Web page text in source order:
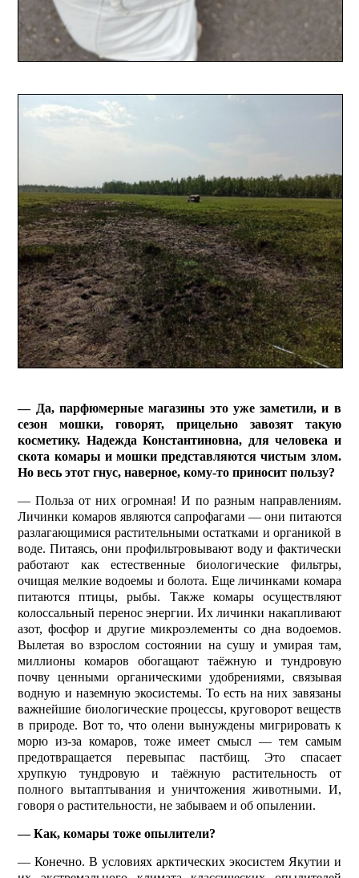
— Да, парфюмерные магазины это уже заметили, и в
сезон мошки, говорят, прицельно завозят такую
косметику. Надежда Константиновна, для человека и
скота комары и мошки представляются чистым злом.
Но весь этот гнус, наверное, кому-то приносит пользу?
— Польза от них огромная! И по разным направлениям.
Личинки комаров являются сапрофагами — они питаются
разлагающимися растительными остатками и органикой в
воде. Питаясь, они профильтровывают воду и фактически
работают как естественные биологические фильтры,
очищая мелкие водоемы и болота. Еще личинками комара
питаются птицы, рыбы. Также комары осуществляют
колоссальный перенос энергии. Их личинки накапливают
азот, фосфор и другие микроэлементы со дна водоемов.
Вылетая во взрослом состоянии на сушу и умирая там,
миллионы комаров обогащают таёжную и тундровую
почву ценными органическими удобрениями, связывая
водную и наземную экосистемы. То есть на них завязаны
важнейшие био­логические процессы, круговорот веществ
в природе. Вот то, что олени вынуждены мигрировать к
морю из-за комаров, тоже имеет смысл — тем самым
предотвращается перевыпас пастбищ. Это спасает
хрупкую тундровую и таёжную растительность от
полного вытаптывания и уничтожения животными. И,
говоря о растительности, не забываем и об опылении.
— Как, комары тоже опылители?
— Конечно. В условиях арктических экосистем Якутии и